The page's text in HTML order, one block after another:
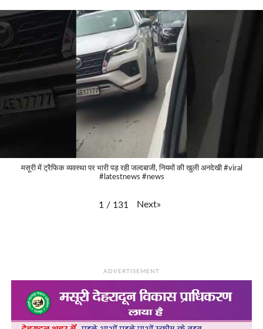
मसूरी में ट्रैफिक व्यवस्था पर भारी पड़ रही जल्दबाजी, नियमों की खुली अनदेखी #viral
#latestnews #news
1 / 131 Next»
ADVERTISEMENT